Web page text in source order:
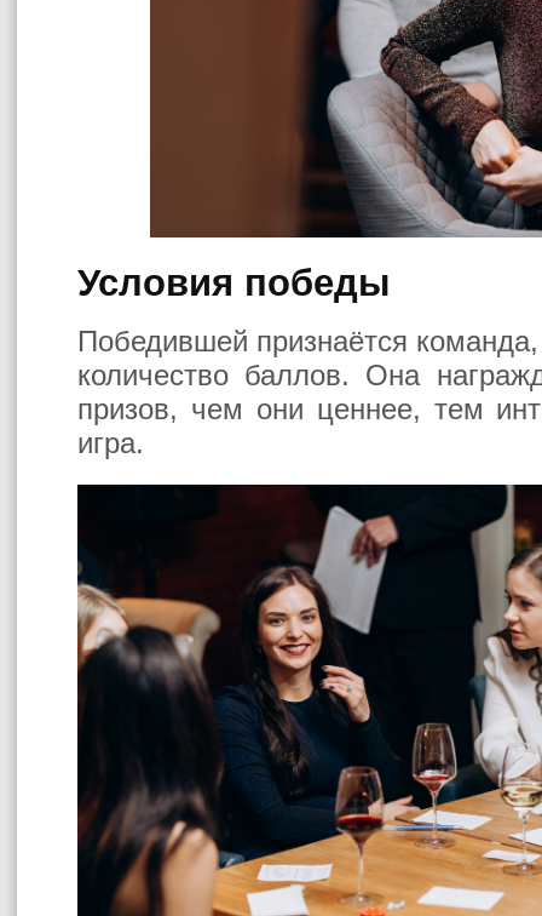
Условия победы
Победившей признаётся
количество баллов. Она
призов, чем они ценнее, тем
игра.